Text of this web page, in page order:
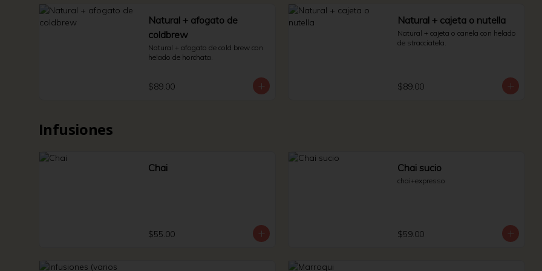
Natural + afogato de
coldbrew
Natural + afogato de cold brew con
helado de horchata.
$89.00
Natural + cajeta o nutella
Natural + cajeta o canela con helado
de stracciatela.
$89.00
Infusiones
Chai
$55.00
Chai sucio
chai+expresso
$59.00